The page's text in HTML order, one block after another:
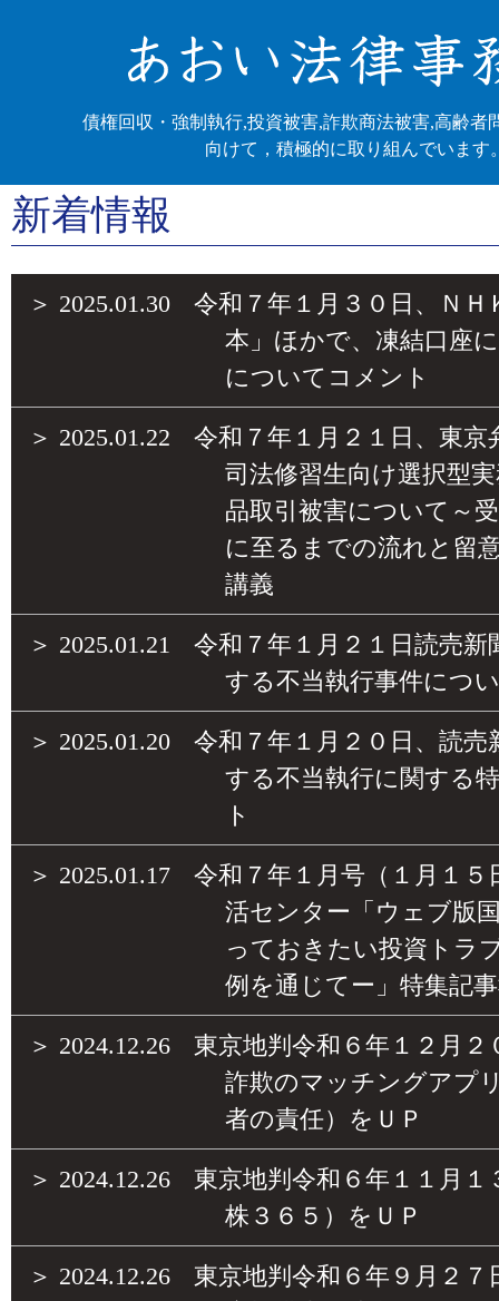
債権回収・強制執行,投資被害,詐欺商法被害,高齢者
向けて，積極的に取り組んでいます
新着情報
＞ 2025.01.30
令和７年１月３０日、Ｎ
本」ほかで、凍結口座
についてコメント
＞ 2025.01.22
令和７年１月２１日、東京
司法修習生向け選択型
品取引被害について～
に至るまでの流れと留
講義
＞ 2025.01.21
令和７年１月２１日読売新
する不当執行事件につ
＞ 2025.01.20
令和７年１月２０日、読売
する不当執行に関する
ト
＞ 2025.01.17
令和７年１月号（１月１５
活センター「ウェブ版
っておきたい投資トラ
例を通じてー」特集記
＞ 2024.12.26
東京地判令和６年１２月
詐欺のマッチングアプ
者の責任）をＵＰ
＞ 2024.12.26
東京地判令和６年１１月
株３６５）をＵＰ
＞ 2024.12.26
東京地判令和６年９月２７